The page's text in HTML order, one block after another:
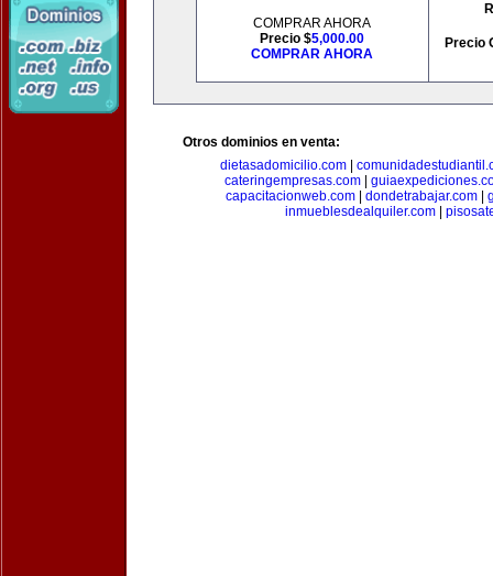
COMPRAR AHORA
Precio $5,000.00
COMPRAR AHORA
Precio
Otros dominios en venta:
dietasadomicilio.com
cateringempresas.com|
capacitacionweb.com
dondetrabajar.com
inmueblesdealquiler.com